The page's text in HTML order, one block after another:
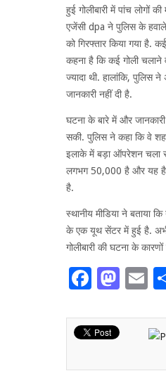
हुई गोलीबारी में पांच लोगों
एजेंसी dpa ने पुलिस के हवाले
को गिरफ्तार किया गया है. कई
कहना है कि कई गोली चलाने
ज्यादा थी. हालांकि, पुलिस
जानकारी नहीं दी है.
घटना के बारे में और
सकी. पुलिस ने कहा कि वे
इलाके में बड़ा ऑपरेशन चला
लगभग 50,000 है और यह
है.
स्थानीय मीडिया ने बताया
के एक यूथ सेंटर में हुई है.
गोलीबारी की घटना के